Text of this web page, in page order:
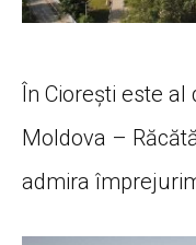
În Ciorești este
Moldova –
admira